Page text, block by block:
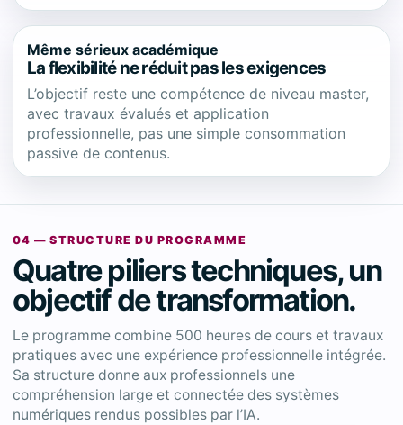
Même sérieux académique
La flexibilité ne réduit pas les exigences
L’objectif reste une compétence de niveau master,
avec travaux évalués et application
professionnelle, pas une simple consommation
passive de contenus.
04 — STRUCTURE DU PROGRAMME
Quatre piliers techniques, un
objectif de transformation.
Le programme combine 500 heures de cours et travaux
pratiques avec une expérience professionnelle intégrée.
Sa structure donne aux professionnels une
compréhension large et connectée des systèmes
numériques rendus possibles par l’IA.